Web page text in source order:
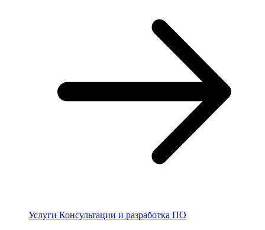
Услуги Консультации и разработка ПО